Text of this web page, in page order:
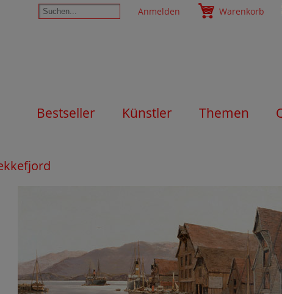
Anmelden Warenkorb
Bestseller Künstler Themen